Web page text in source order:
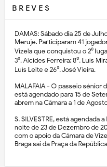
B R E V E S
DAMAS: Sábado dia 25 de
Meruje. Participaram 41
Vizela que conquistou o 2⁰
3⁰. Alcides Ferreira; 8⁰. Luís
Luís Leite e 26⁰. José Vieira.
MALAFAIA - O passeio sénior
está agendado para 15 de
abrem na Câmara a 1 de
S. SILVESTRE, está agendada
noite de 23 de Dezembro de
com o apoio da Câmara de
Braga sai da Praça da